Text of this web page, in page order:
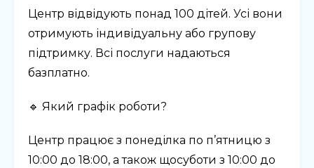
Центр відвідують понад 100 дітей. Усі вони
отримують індивідуальну або групову
підтримку. Всі послуги надаються
базплатно.
🔹 Який графік роботи?
Центр працює з понеділка по п’ятницю з
10:00 до 18:00, а також щосуботи з 10:00 до